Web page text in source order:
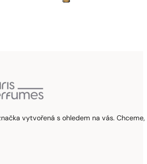
vytvořená s ohledem na vás.